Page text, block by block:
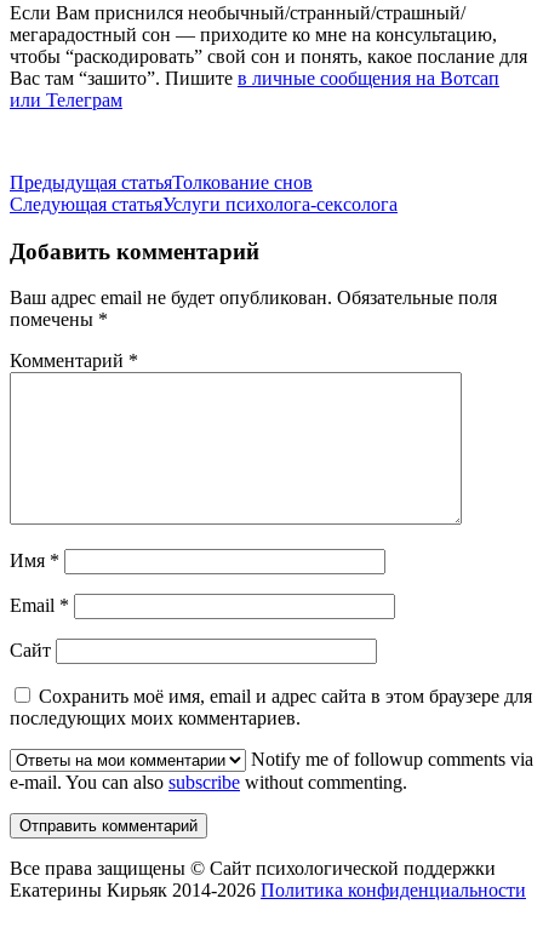
Если Вам приснился необычный/странный/страшный/
мегарадостный сон — приходите ко мне на консультацию,
чтобы “раскодировать” свой сон и понять, какое послание для
Вас там “зашито”. Пишите в личные сообщения на Вотсап
или Телеграм
Навигация
по
записям
Предыдущая статьяТолкование снов
Следующая статьяУслуги психолога-сексолога
Добавить комментарий
Ваш адрес email не будет опубликован. Обязательные поля
помечены *
Комментарий *
Имя *
Email *
Сайт
Сохранить моё имя, email и адрес сайта в этом браузере для
последующих моих комментариев.
Notify me of followup comments via
e-mail. You can also subscribe without commenting.
Все права защищены © Сайт психологической поддержки
Екатерины Кирьяк 2014-2026 Политика конфиденциальности